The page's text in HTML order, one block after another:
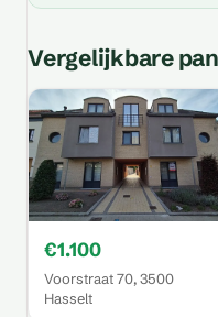
Vergelijkbare
€1.100
Voorstraat 70, 3500
Hasselt